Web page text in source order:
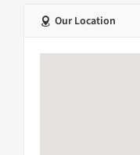
Our Location